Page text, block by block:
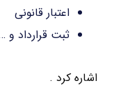
اعتبار قانونی
ثبت قرارداد و
اشاره کرد .